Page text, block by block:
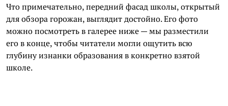
Что примечательно, передний фасад школы, открытый
для обзора горожан, выглядит достойно. Его фото
можно посмотреть в галерее ниже — мы разместили
его в конце, чтобы читатели могли ощутить всю
глубину изнанки образования в конкретно взятой
школе.